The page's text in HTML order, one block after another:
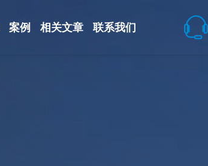
案例 相关文章 联系我们